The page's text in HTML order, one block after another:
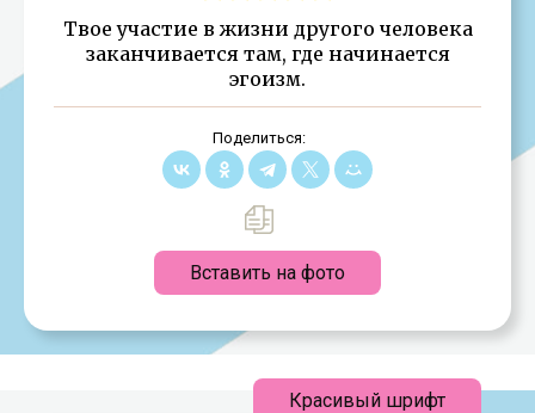
Твое участие в жизни другого человека
заканчивается там, где начинается
эгоизм.
Поделиться:
Вставить на фото
Красивый шрифт